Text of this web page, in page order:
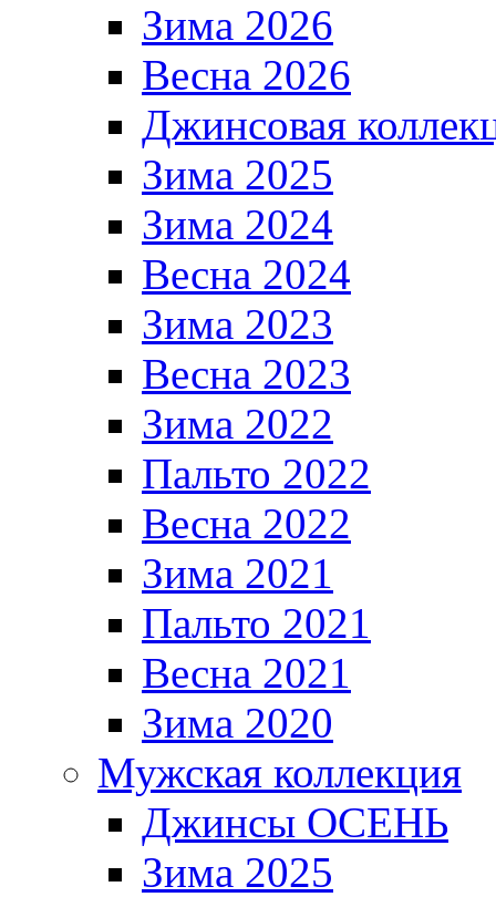
Зима 2026
Весна 2026
Джинсовая
Зима 2025
Зима 2024
Весна 2024
Зима 2023
Весна 2023
Зима 2022
Пальто 2022
Весна 2022
Зима 2021
Пальто 2021
Весна 2021
Зима 2020
Мужская коллекция
Джинсы ОСЕНЬ
Зима 2025